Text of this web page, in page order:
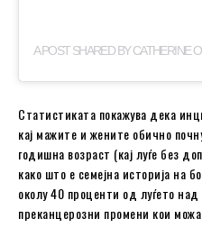
Статистиката покажува дека
кај мажите и жените обично
годишна возраст (кај луѓе без
како што е семејна историја на
околу 40 проценти од луѓето
преканцерозни промени кои